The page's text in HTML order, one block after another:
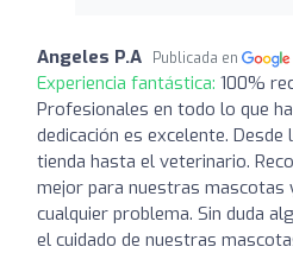
Angeles P.A Publicada en
Experiencia fantástica: 100%
Profesionales en todo lo que
dedicación es excelente.
tienda hasta el veterinario.
mejor para nuestras mascotas
cualquier problema. Sin duda
el cuidado de nuestras